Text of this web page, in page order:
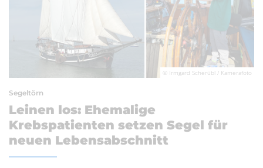
© Irmgard Scherübl / Kamerafoto
Segeltörn
Leinen los: Ehemalige
Krebspatienten setzen Segel für
neuen Lebensabschnitt